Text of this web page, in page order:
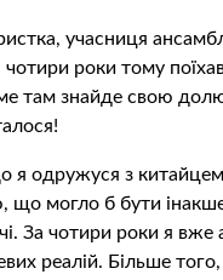
учасниця
чотири роки тому
там знайде свою
я одружуся з
що могло б бути
За чотири роки я
реалій. Більше